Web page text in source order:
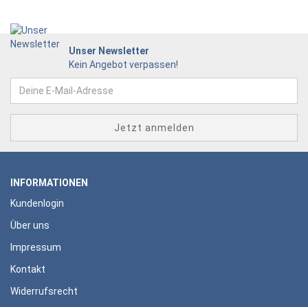
Unser Newsletter
Kein Angebot verpassen!
INFORMATIONEN
Kundenlogin
Über uns
Impressum
Kontakt
Widerrufsrecht